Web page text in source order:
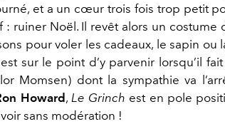
et a un cœur trois fois trop petit
ruiner Noël. Il revêt alors un costume
pour voler les cadeaux, le sapin ou
sur le point d’y parvenir lorsqu’il
Momsen) dont la sympathie va
Howard, Le Grinch est en pole
sans modération !